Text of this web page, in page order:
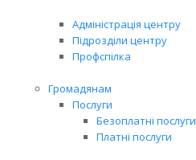
Адміністрація центру
Підрозділи центру
Профспілка
Громадянам
Послуги
Безоплатні послуги
Платні послуги